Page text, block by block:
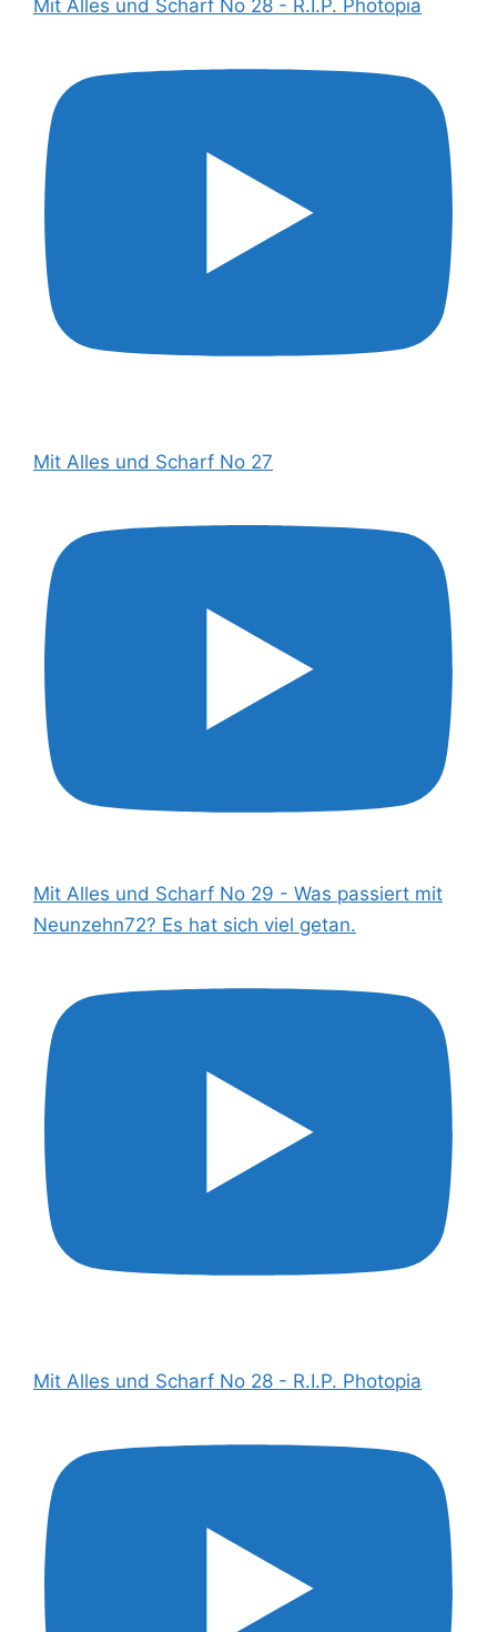
Mit Alles und Scharf No 28 - R.I.P. Photopia
Mit Alles und Scharf No 27
Mit Alles und Scharf No 29 - Was passiert mit
Neunzehn72? Es hat sich viel getan.
Mit Alles und Scharf No 28 - R.I.P. Photopia